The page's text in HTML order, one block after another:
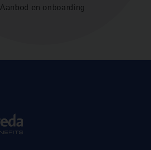
Aanbod en onboarding